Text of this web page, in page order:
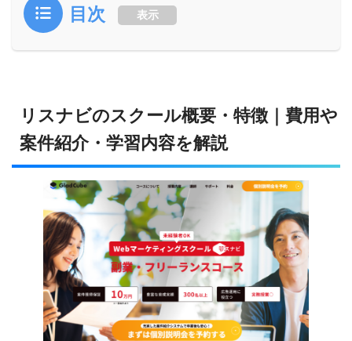
目次 表示
リスナビのスクール概要・特徴｜費用や
案件紹介・学習内容を解説